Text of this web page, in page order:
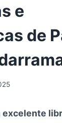
e
de
excelente